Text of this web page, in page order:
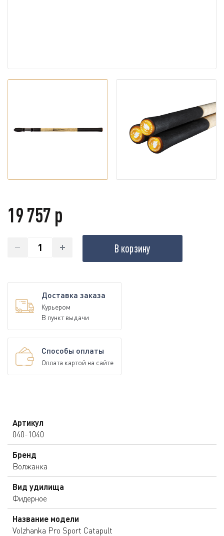
19 757 р
В корзину
Доставка заказа
Курьером
В пункт выдачи
Способы оплаты
Оплата картой на сайте
Артикул
040-1040
Бренд
Волжанка
Вид удилища
Фидерное
Название модели
Volzhanka Pro Sport Catapult